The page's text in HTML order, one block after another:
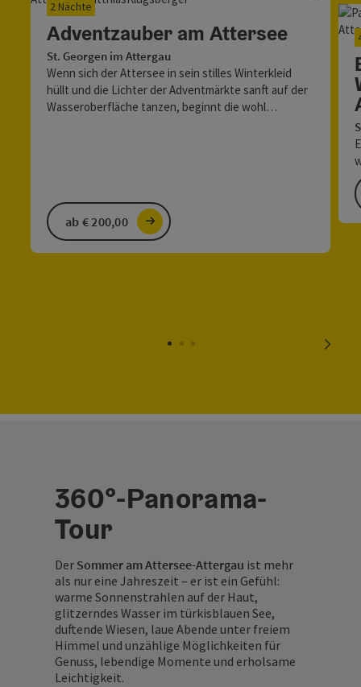
2 Nächte
Adventzauber am Attersee
St. Georgen im Attergau
Wenn sich der Attersee in sein stilles Winterkleid
hüllt und die Lichter der Adventmärkte sanft auf der
Wasseroberfläche tanzen, beginnt die wohl…
ab € 200,00
360°-Panorama-
Tour
Der Sommer am Attersee-Attergau ist mehr
als nur eine Jahreszeit – er ist ein Gefühl:
warme Sonnenstrahlen auf der Haut,
glitzerndes Wasser im türkisblauen See,
duftende Wiesen, laue Abende unter freiem
Himmel und unzählige Möglichkeiten für
Genuss, lebendige Momente und erholsame
Leichtigkeit.